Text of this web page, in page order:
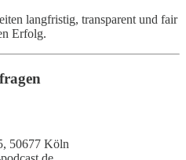
langfristig, transparent und fair
Erfolg.
50677 Köln